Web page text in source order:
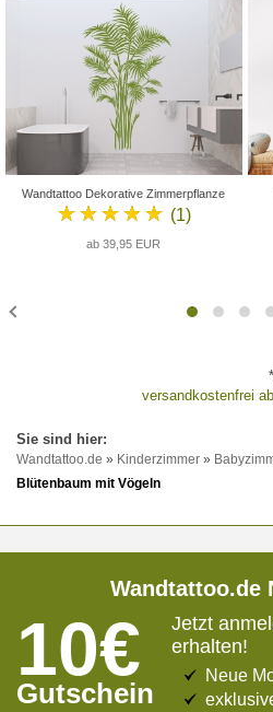
Wandtattoo Dekorative Zimmerpflanze
★★★★★ (1)
ab 39,95 EUR
versandkostenfrei
Wandtattoo.de » Kinderzimmer »
Blütenbaum mit Vögeln
Wandtattoo.de
10€
Gutschein
Jetzt
erhalten!
Neue